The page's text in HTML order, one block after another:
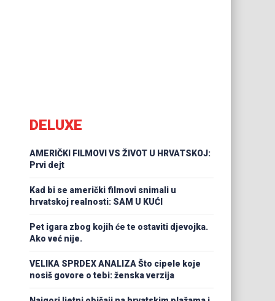
DELUXE
AMERIČKI FILMOVI VS ŽIVOT U HRVATSKOJ:
Prvi dejt
Kad bi se američki filmovi snimali u
hrvatskoj realnosti: SAM U KUĆI
Pet igara zbog kojih će te ostaviti djevojka.
Ako već nije.
VELIKA SPRDEX ANALIZA Što cipele koje
nosiš govore o tebi: ženska verzija